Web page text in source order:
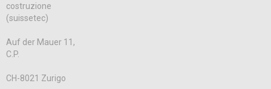
costruzione
(suissetec)
Auf der Mauer 11,
C.P.
CH-8021 Zurigo